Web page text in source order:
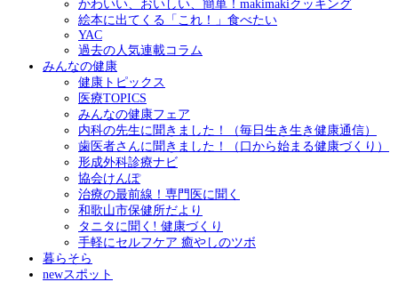
かわいい、おいしい、簡単！makimakiクッキング
絵本に出てくる「これ！」食べたい
YAC
過去の人気連載コラム
みんなの健康
健康トピックス
医療TOPICS
みんなの健康フェア
内科の先生に聞きました！（毎日生き生き健康通信）
歯医者さんに聞きました！（口から始まる健康づくり）
形成外科診療ナビ
協会けんぽ
治療の最前線！専門医に聞く
和歌山市保健所だより
タニタに聞く! 健康づくり
手軽にセルフケア 癒やしのツボ
暮らそら
newスポット